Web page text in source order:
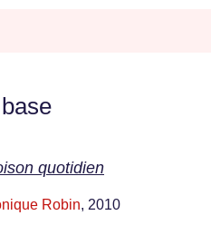
quotidien
Robin, 2010